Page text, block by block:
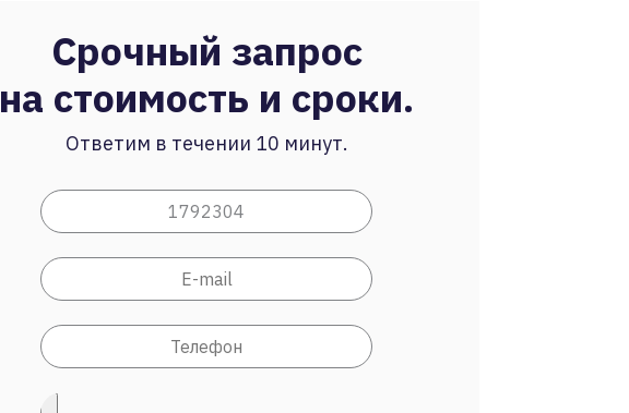
Срочный запрос
на стоимость и сроки.
Ответим в течении 10 минут.